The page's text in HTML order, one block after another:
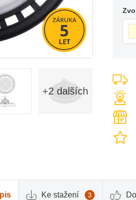
+2 dalších
Ke stažení 3